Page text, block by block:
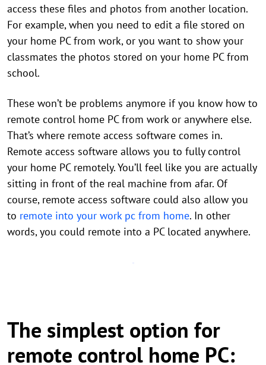
access these files and photos from another location.
For example, when you need to edit a file stored on
your home PC from work, or you want to show your
classmates the photos stored on your home PC from
school.
These won’t be problems anymore if you know how to
remote control home PC from work or anywhere else.
That’s where remote access software comes in.
Remote access software allows you to fully control
your home PC remotely. You’ll feel like you are actually
sitting in front of the real machine from afar. Of
course, remote access software could also allow you
to remote into your work pc from home. In other
words, you could remote into a PC located anywhere.
The simplest option for
remote control home PC: